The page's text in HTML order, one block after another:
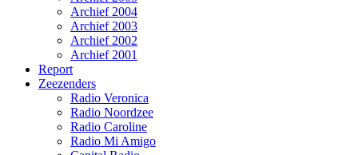
Archief 2004
Archief 2003
Archief 2002
Archief 2001
Report
Zeezenders
Radio Veronica
Radio Noordzee
Radio Caroline
Radio Mi Amigo